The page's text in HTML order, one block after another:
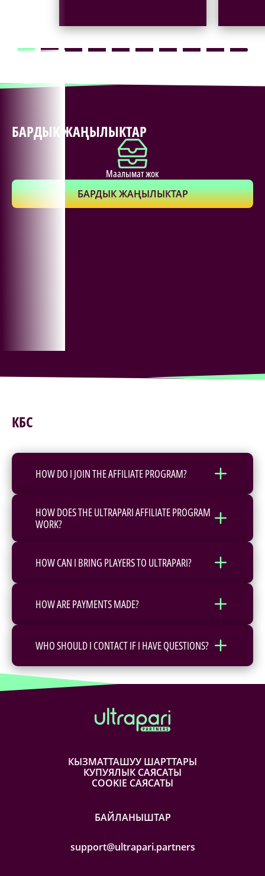
БАРДЫК ЖАҢЫЛЫКТАР
Маалымат жок
БАРДЫК ЖАҢЫЛЫКТАР
КБС
HOW DO I JOIN THE AFFILIATE PROGRAM?
HOW DOES THE ULTRAPARI AFFILIATE PROGRAM
WORK?
HOW CAN I BRING PLAYERS TO ULTRAPARI?
HOW ARE PAYMENTS MADE?
WHO SHOULD I CONTACT IF I HAVE QUESTIONS?
КЫЗМАТТАШУУ ШАРТТАРЫ
КУПУЯЛЫК САЯСАТЫ
COOKIE САЯСАТЫ
БАЙЛАНЫШТАР
support@ultrapari.partners